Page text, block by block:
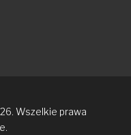
Wszelkie prawa